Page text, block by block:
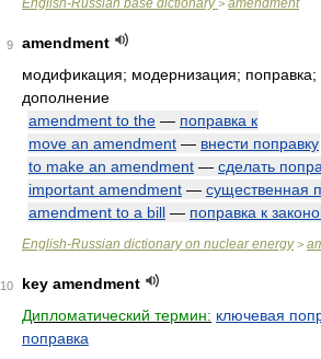
English-Russian base dictionary> amendment
9
amendment
модификация; модернизация; поправка;
дополнение
amendment to the — поправка к
move an amendment — внести поправку
to make an amendment — сделать
important amendment — существенная
amendment to a bill — поправка к
English-Russian dictionary on nuclear energy>
10
key amendment
Дипломатический термин: ключевая
поправка